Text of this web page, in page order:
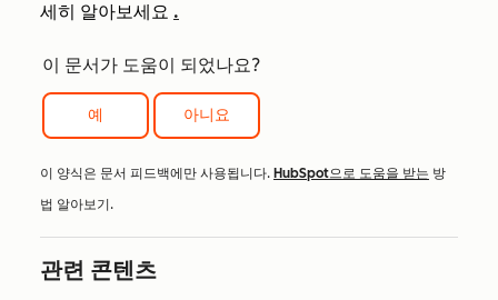
세히 알아보세요 .
이 문서가 도움이 되었나요?
예 아니요
이 양식은 문서 피드백에만 사용됩니다. HubSpot으로 도움을 받는 방
법 알아보기.
관련 콘텐츠